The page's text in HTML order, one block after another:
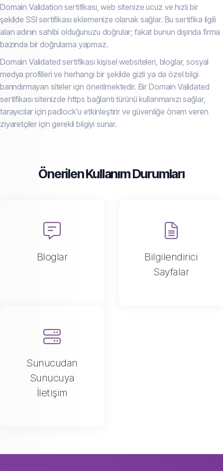
Domain Validation sertifikası, web sitenize ucuz ve hızlı bir
şekilde SSl sertifikası eklemenize olanak sağlar. Bu sertifika ilgili
alan adının sahibi olduğunuzu doğrular; fakat bunun dışında firma
bazında bir doğrulama yapmaz.
Domain Validated sertifikası kişisel websiteleri, bloglar, sosyal
medya profilleri ve herhangi bir şekilde gizli ya da özel bilgi
barındırmayan siteler için önerilmektedir. Bir Domain Validated
sertifikası sitenizde https bağlantı türünü kullanmanızı sağlar,
tarayıcılar için padlock'u etkinleştirir ve güvenliğe önem veren
ziyaretçiler için gerekli bilgiyi sunar.
Önerilen Kullanım Durumları
Bloglar
Bilgilendirici
Sayfalar
Sunucudan
Sunucuya
İletişim